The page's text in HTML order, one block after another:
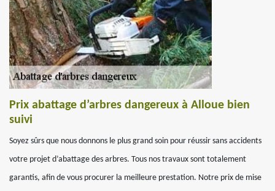
Prix abattage d’arbres dangereux à Alloue bien
suivi
Soyez sûrs que nous donnons le plus grand soin pour réussir sans accidents
votre projet d’abattage des arbres. Tous nos travaux sont totalement
garantis, afin de vous procurer la meilleure prestation. Notre prix de mise